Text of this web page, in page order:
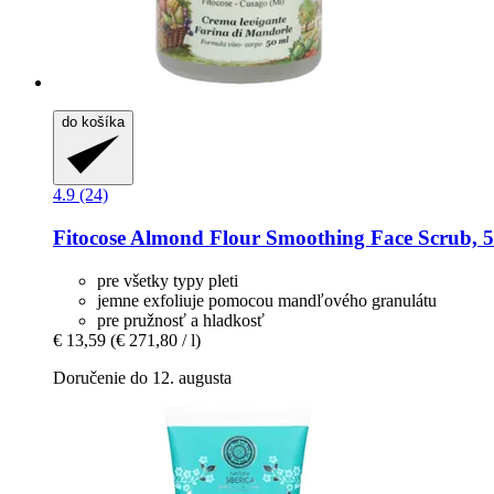
do košíka
4.9 (24)
Fitocose Almond Flour Smoothing Face Scrub,
pre všetky typy pleti
jemne exfoliuje pomocou mandľového granulátu
pre pružnosť a hladkosť
€ 13,59 (€ 271,80 / l)
Doručenie do 12. augusta